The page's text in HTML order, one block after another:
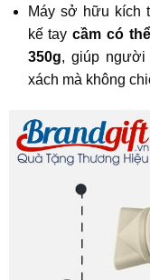
Máy sở hữu kích
kế tay cầm có
350g, giúp người
xách mà không